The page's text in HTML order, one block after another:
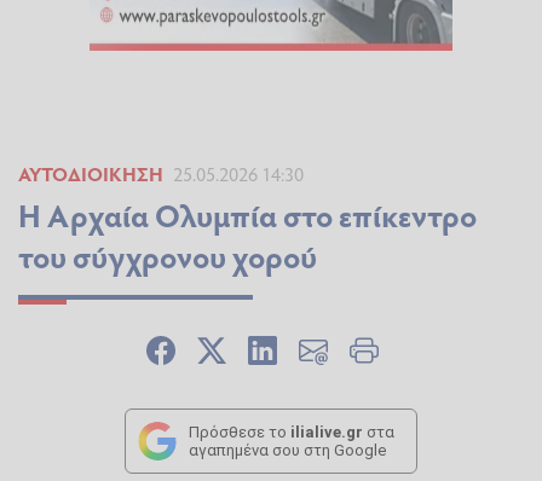
ΑΥΤΟΔΙΟΊΚΗΣΗ 25.05.2026 14:30
Η Αρχαία Ολυμπία στο επίκεντρο
του σύγχρονου χορού
Πρόσθεσε το ilialive.gr στα
αγαπημένα σου στη Google